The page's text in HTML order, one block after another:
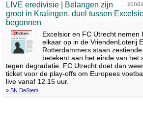
LIVE eredivisie | Belangen zijn
groot in Kralingen, duel tussen
begonnen
Excelsior en FC Utrecht nemen
elkaar op in de VriendenLoterij
Rotterdammers staan
betekent aan het einde van het
tegen degradatie. FC Utrecht doet dan
ticket voor de play-offs om Europees
live vanaf 12.15 uur.
» BN DeStem